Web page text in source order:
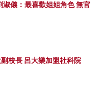
淑儀：最喜歡姐姐角色 無官
校長 呂大樂加盟社科院